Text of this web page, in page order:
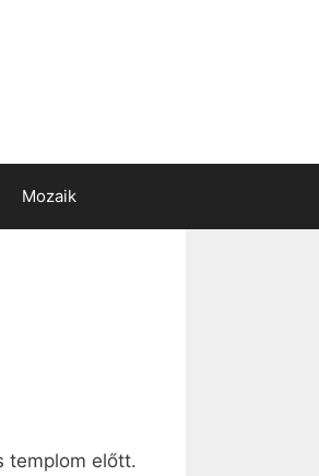
Mozaik
templom előtt.